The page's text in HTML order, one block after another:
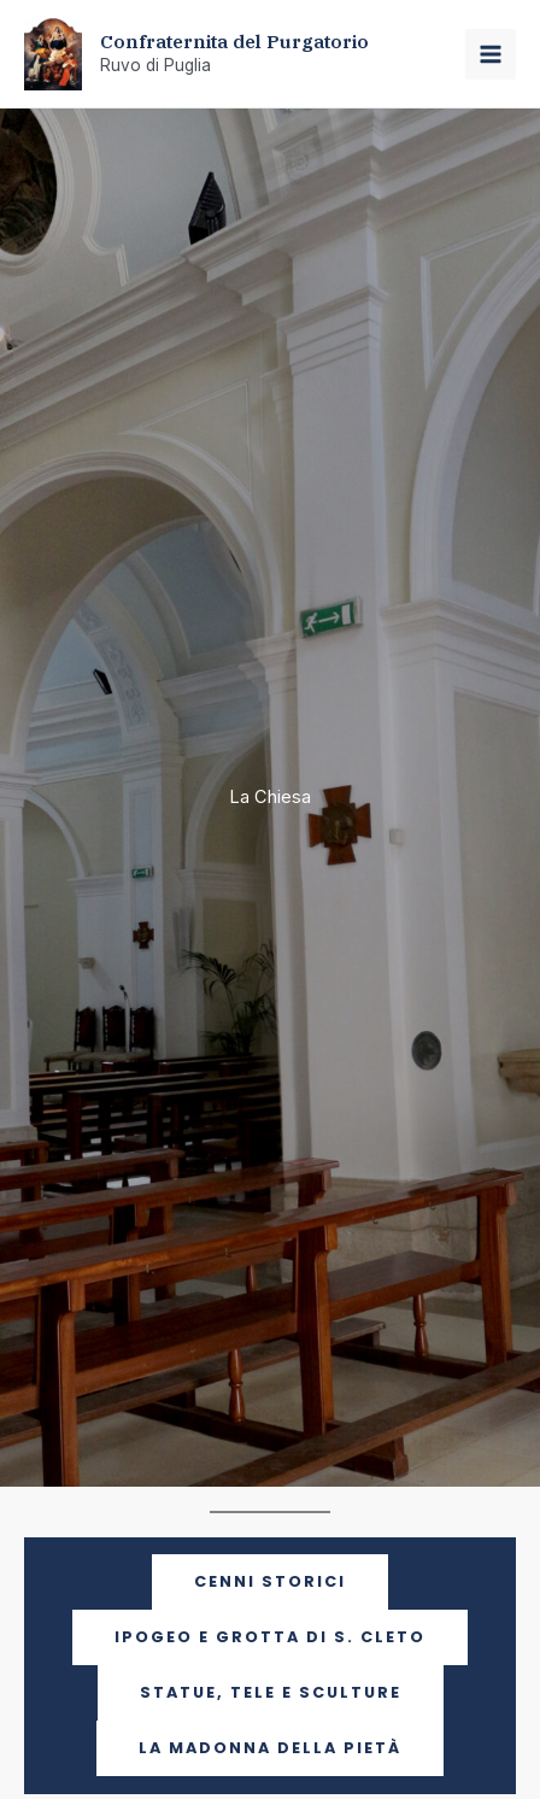
contenuto
Confraternita del Purgatorio
Ruvo di Puglia
La Chiesa
CENNI STORICI
IPOGEO E GROTTA DI S. CLETO
STATUE, TELE E SCULTURE
LA MADONNA DELLA PIETÀ